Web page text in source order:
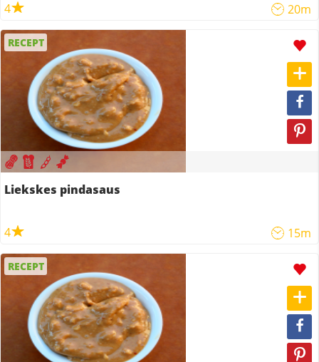
4 20m
RECEPT
Liekskes pindasaus
4 15m
RECEPT